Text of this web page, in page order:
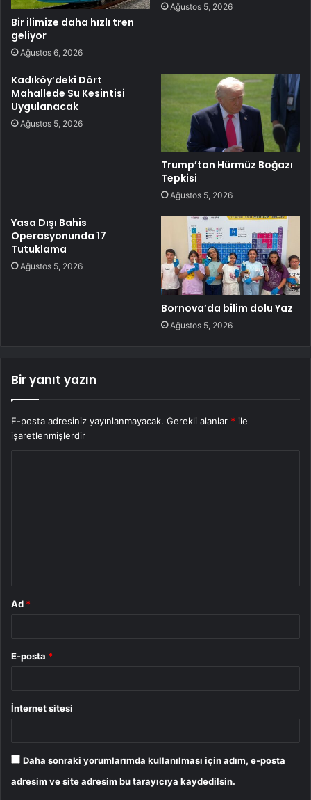
Bir ilimize daha hızlı tren
geliyor
Ağustos 6, 2026
Ağustos 5, 2026
Kadıköy’deki Dört
Mahallede Su Kesintisi
Uygulanacak
Ağustos 5, 2026
Trump’tan Hürmüz Boğazı
Tepkisi
Ağustos 5, 2026
Yasa Dışı Bahis
Operasyonunda 17
Tutuklama
Ağustos 5, 2026
Bornova’da bilim dolu Yaz
Ağustos 5, 2026
Bir yanıt yazın
E-posta adresiniz yayınlanmayacak. Gerekli alanlar * ile
işaretlenmişlerdir
Ad *
E-posta *
İnternet sitesi
Daha sonraki yorumlarımda kullanılması için adım, e-posta
adresim ve site adresim bu tarayıcıya kaydedilsin.